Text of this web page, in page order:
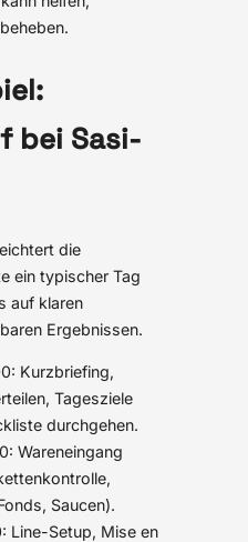
bei Sasi-
die
ein typischer Tag
auf klaren
Ergebnissen.
Kurzbriefing,
Tagesziele
durchgehen.
Wareneingang
Saucen).
Line-Setup, Mise en